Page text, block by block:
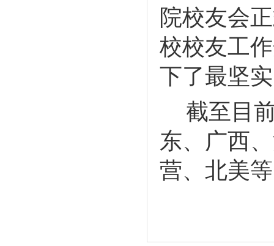
院校友会
校校友工
下了最坚
截至 目
东、广西
营、北美等